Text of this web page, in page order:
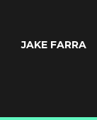
JAKE FARRA